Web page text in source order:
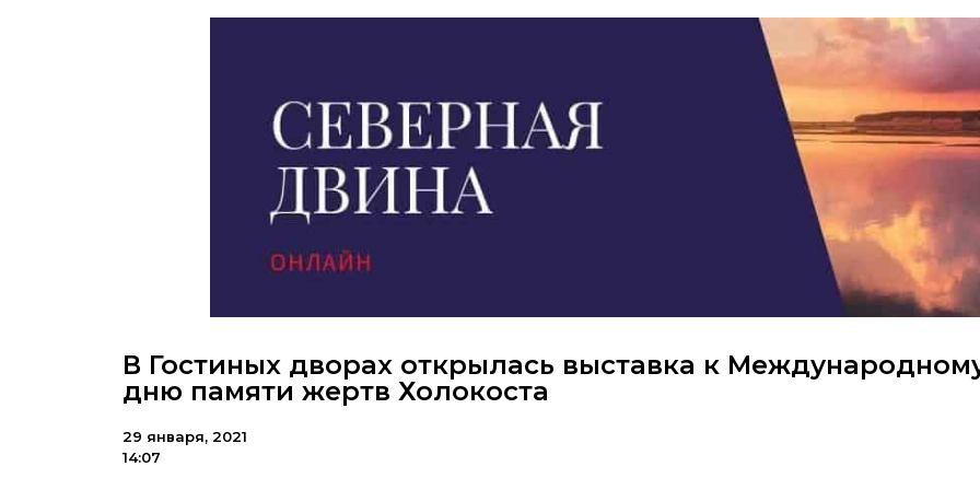
В Гостиных дворах открылась выставка к
дню памяти жертв Холокоста
29 января, 2021
14:07